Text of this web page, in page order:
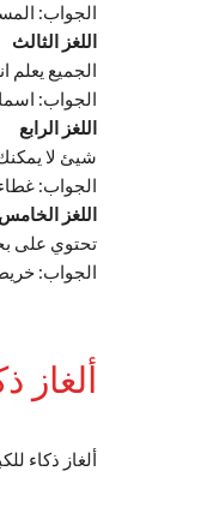
الجواب:
اللغز الثالث
الجميع يعلم
الجواب:
اللغز الرابع
شيئ لا
الجواب:
اللغز الخامس
تحتوي على
الجواب:
ألغاز
ألغاز ذكاء